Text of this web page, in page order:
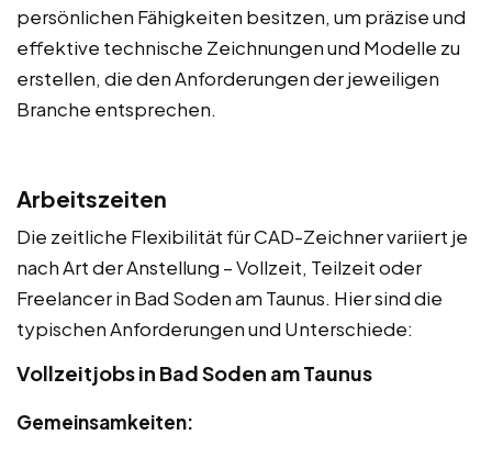
persönlichen Fähigkeiten besitzen, um präzise und
effektive technische Zeichnungen und Modelle zu
erstellen, die den Anforderungen der jeweiligen
Branche entsprechen.
Arbeitszeiten
Die zeitliche Flexibilität für CAD-Zeichner variiert je
nach Art der Anstellung – Vollzeit, Teilzeit oder
Freelancer in Bad Soden am Taunus. Hier sind die
typischen Anforderungen und Unterschiede:
Vollzeitjobs in Bad Soden am Taunus
Gemeinsamkeiten: